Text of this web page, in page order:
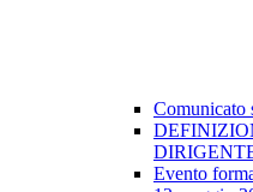
Comunicato
Evento